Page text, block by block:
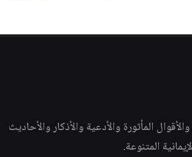
المأثورة والأدعية والأذكار والأحاديث
المتنوعة.